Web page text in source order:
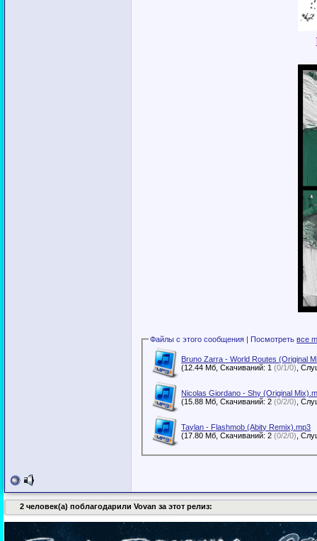
Файлы с этого сообщения | Посмотретьвсе
Bruno Zarra - World Routes (Original
(12.44 Мб, Скачиваний: 1(0/1/0)
Nicolas Giordano - Shy (Original
(15.88 Мб, Скачиваний: 2(0/2/0)
Taylan - Flashmob (Abity Remix).mp3
(17.80 Мб, Скачиваний: 2(0/2/0)
2 человек(а) поблагодарили Vovan за этот релиз: